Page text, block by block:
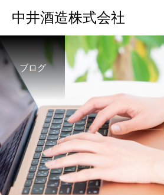
中井酒造株式会社
ブログ